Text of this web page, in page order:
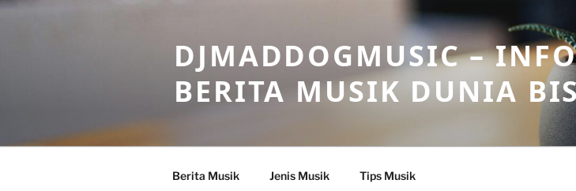
Skip
DJMADDOGMUSIC –
BERITA MUSIK DUNIA
Berita Musik Jenis Musik Tips Musik